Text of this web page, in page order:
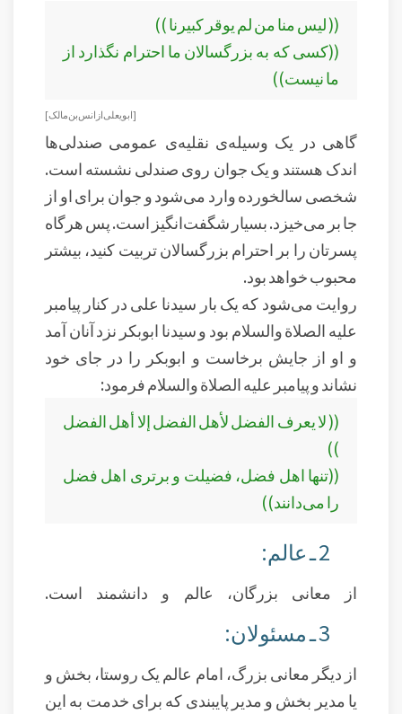
(( ليس منا من لم يوقر كبيرنا ))
((کسی که به بزرگسالان ما احترام نگذارد از
ما نیست))
[ابو يعلى از انس بن مالک]
گاهی در یک وسیله‌ی نقلیه‌ی عمومی صندلی‌ها
اندک هستند و یک جوان روی صندلی نشسته است.
شخصی سالخورده وارد می‌شود و جوان برای او از
جا بر می‌خیزد. بسیار شگفت‌انگیز است. پس هرگاه
پسرتان را بر احترام بزرگسالان تربیت کنید، بیشتر
محبوب خواهد بود.
روایت می‌شود که یک بار سیدنا علی در کنار پیامبر
علیه الصلاة والسلام بود و سیدنا ابوبکر نزد آنان آمد
و او از جایش برخاست و ابوبکر را در جای خود
نشاند و پیامبر علیه الصلاة والسلام فرمود:
(( لا يعرف الفضل لأهل الفضل إلا أهل الفضل
))
((تنها اهل فضل، فضیلت و برتری اهل فضل
را می‌دانند))
2 ـ عالم:
از معانی بزرگان، عالم و دانشمند است.
3 ـ مسئولان:
از دیگر معانی بزرگ، امام عالم یک روستا، بخش و
یا مدیر بخش و مدیر پایبندی که برای خدمت به این